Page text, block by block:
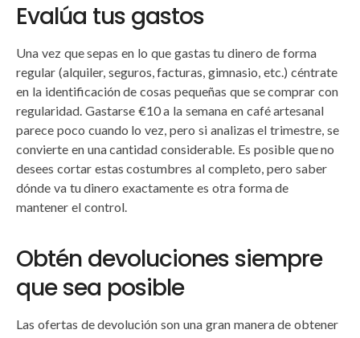
Evalúa tus gastos
Una vez que sepas en lo que gastas tu dinero de forma
regular (alquiler, seguros, facturas, gimnasio, etc.) céntrate
en la identificación de cosas pequeñas que se comprar con
regularidad. Gastarse €10 a la semana en café artesanal
parece poco cuando lo vez, pero si analizas el trimestre, se
convierte en una cantidad considerable. Es posible que no
desees cortar estas costumbres al completo, pero saber
dónde va tu dinero exactamente es otra forma de
mantener el control.
Obtén devoluciones siempre
que sea posible
Las ofertas de devolución son una gran manera de obtener